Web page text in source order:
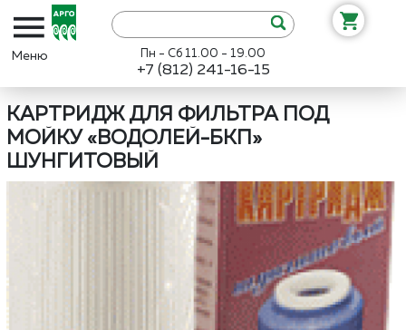
Пн - Сб 11.00 - 19.00
+7 (812) 241-16-15
КАРТРИДЖ ДЛЯ ФИЛЬТРА ПОД
МОЙКУ «ВОДОЛЕЙ-БКП»
ШУНГИТОВЫЙ